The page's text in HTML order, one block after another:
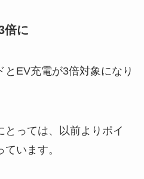
倍に
EV充電が3倍対象になり
っては、以前よりポイ
います。